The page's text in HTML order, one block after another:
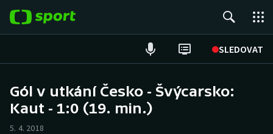
SLEDOVAT
Hokej
Gól v utkání Česko - Švýcarsko:
Kaut - 1:0 (19. min.)
5. 4. 2018